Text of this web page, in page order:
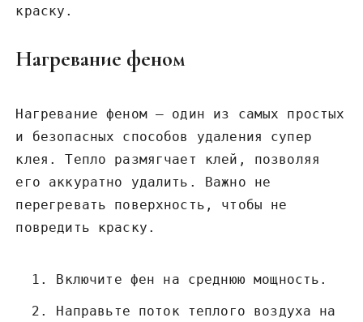
краску.
Нагревание феном
Нагревание феном – один из самых простых
и безопасных способов удаления супер
клея. Тепло размягчает клей, позволяя
его аккуратно удалить. Важно не
перегревать поверхность, чтобы не
повредить краску.
Включите фен на среднюю мощность.
Направьте поток теплого воздуха на